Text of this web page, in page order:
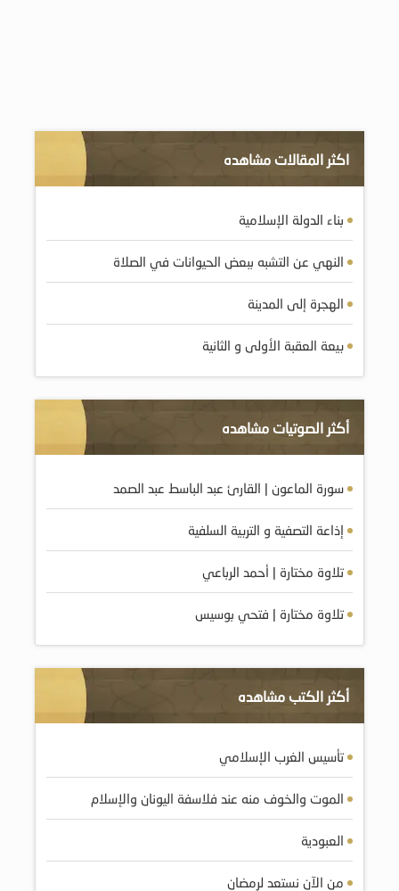
اكثر المقالات مشاهده
بناء الدولة الإسلامية
النهي عن التشبه ببعض الحيوانات في الصلاة
الهجرة إلى المدينة
بيعة العقبة الأولى و الثانية
أكثر الصوتيات مشاهده
سورة الماعون | القارئ عبد الباسط عبد الصمد
إذاعة التصفية و التربية السلفية
تلاوة مختارة | أحمد الرباعي
تلاوة مختارة | فتحي بوسيس
أكثر الكتب مشاهده
تأسيس الغرب الإسلامي
الموت والخوف منه عند فلاسفة اليونان والإسلام
العبودية
من الآن نستعد لرمضان